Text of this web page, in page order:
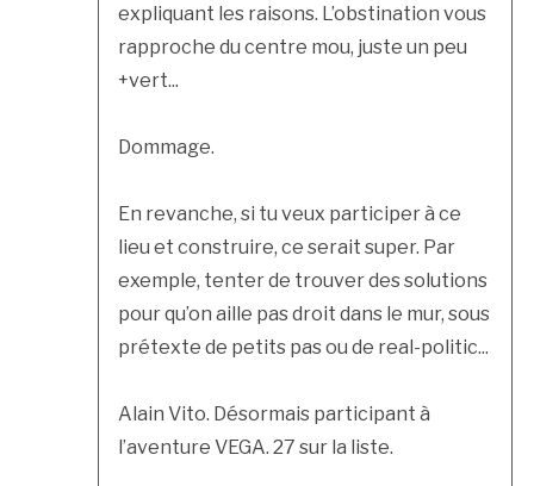
expliquant les raisons. L’obstination vous
rapproche du centre mou, juste un peu
+vert...
Dommage.
En revanche, si tu veux participer à ce
lieu et construire, ce serait super. Par
exemple, tenter de trouver des solutions
pour qu’on aille pas droit dans le mur, sous
prétexte de petits pas ou de real-politic...
Alain Vito. Désormais participant à
l’aventure VEGA. 27 sur la liste.